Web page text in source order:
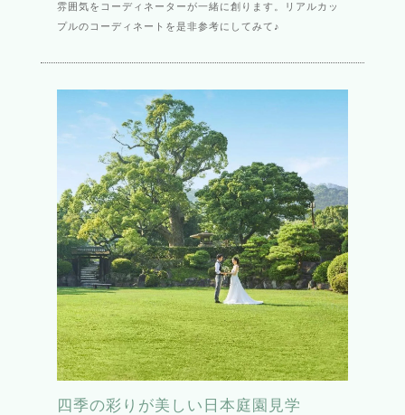
雰囲気をコーディネーターが一緒に創ります。リアルカッ
プルのコーディネートを是非参考にしてみて♪
四季の彩りが美しい日本庭園見学